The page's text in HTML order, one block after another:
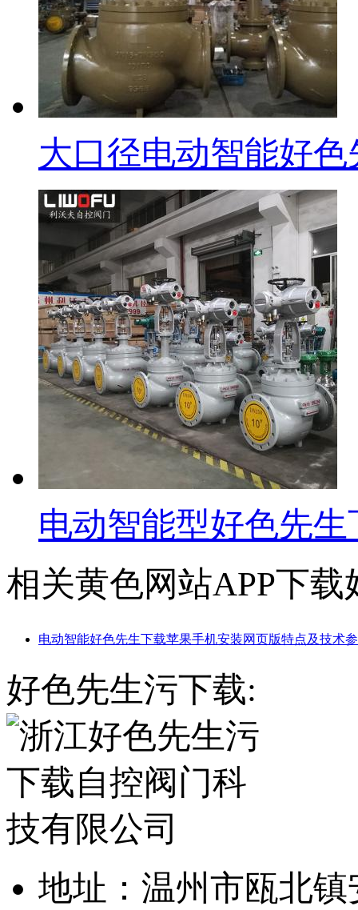
大口径电动智能好
电动智能型好色先
相关黄色网站APP下载
电动智能好色先生下载苹果手机安装网页版特点及技术
好色先生污下载:
地址：温州市瓯北